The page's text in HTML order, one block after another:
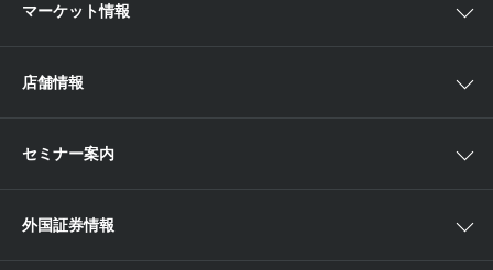
欧米株
ETF・ETN・REIT
ラップサービス
新商品情報
取引ツール
各種お手続き
便利なサービス
マーケット情報
店舗情報
近畿
セミナー案内
外国証券情報